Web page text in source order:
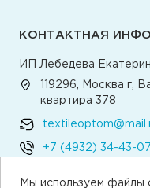
Мы используем файлы
КОНТАКТНАЯ
ИП Лебедева
119296, Москва г,
квартира 378
+7 (4932) 34-43-07